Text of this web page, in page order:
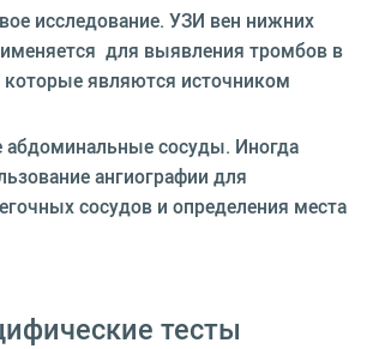
исследование. УЗИ вен нижних
для выявления тромбов в
которые являются источником
сосуды. Иногда
ангиографии для
сосудов и определения места
тесты